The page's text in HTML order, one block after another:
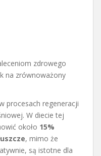
zdrowego
na zrównoważony
procesach regeneracji
W diecie tej
około 15%
, mimo że
są istotne dla